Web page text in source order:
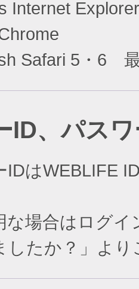
Internet
Safari 5・6
ID、パス
IDはWEBLIFE
場合はログイ
したか？」よ